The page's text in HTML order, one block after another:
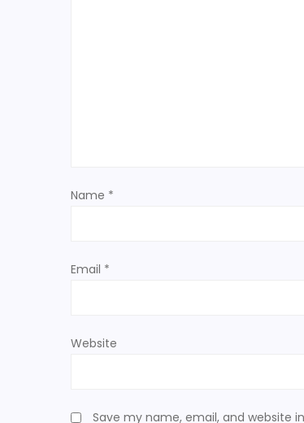
i
n
Name *
Email *
Website
Save my name, email, and website